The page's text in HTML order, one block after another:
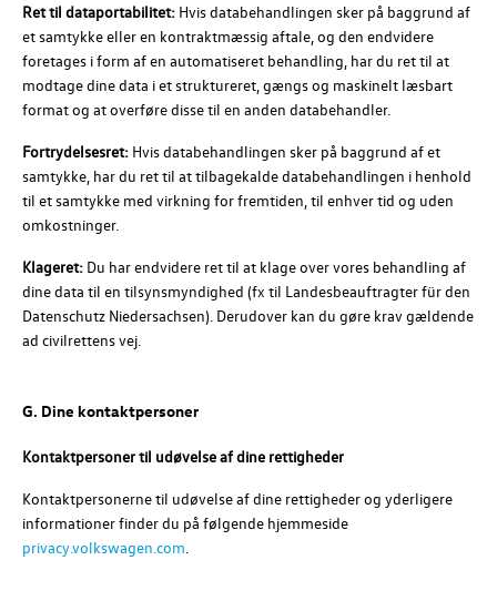
Ret til dataportabilitet: Hvis databehandlingen sker på baggrund af
et samtykke eller en kontraktmæssig aftale, og den endvidere
foretages i form af en automatiseret behandling, har du ret til at
modtage dine data i et struktureret, gængs og maskinelt læsbart
format og at overføre disse til en anden databehandler.
Fortrydelsesret: Hvis databehandlingen sker på baggrund af et
samtykke, har du ret til at tilbagekalde databehandlingen i henhold
til et samtykke med virkning for fremtiden, til enhver tid og uden
omkostninger.
Klageret: Du har endvidere ret til at klage over vores behandling af
dine data til en tilsynsmyndighed (fx til Landesbeauftragter für den
Datenschutz Niedersachsen). Derudover kan du gøre krav gældende
ad civilrettens vej.
G. Dine kontaktpersoner
Kontaktpersoner til udøvelse af dine rettigheder
Kontaktpersonerne til udøvelse af dine rettigheder og yderligere
informationer finder du på følgende hjemmeside
privacy.volkswagen.com